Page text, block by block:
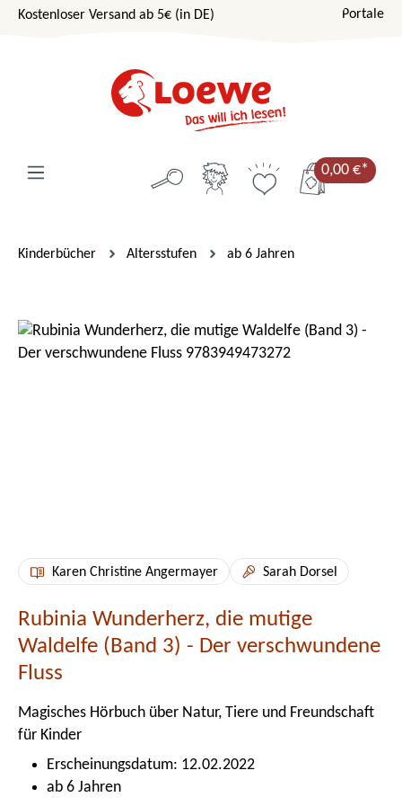
Zum Hauptinhalt springen
Kostenloser Versand ab 5€ (in DE) Portale
0,00 €*
Kinderbücher Altersstufen ab 6 Jahren
Bildergalerie überspringen
Karen Christine Angermayer Sarah Dorsel
Rubinia Wunderherz, die mutige
Waldelfe (Band 3) - Der verschwundene
Fluss
Magisches Hörbuch über Natur, Tiere und Freundschaft
für Kinder
Erscheinungsdatum: 12.02.2022
ab 6 Jahren